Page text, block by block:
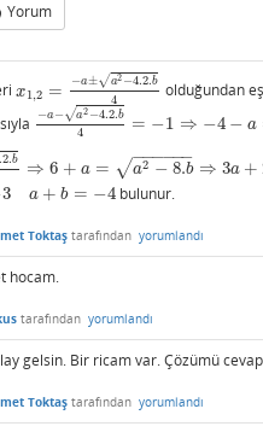
Yorum
x1,2 = −a± a2 −4.2.b
√
4
x1,2 =−a ±a2−4.2.b4 olduğundan
−a− a2 −4.2.b
√
4 = −1 ⇒ −4 − a
−a−a2−4.2.b4 =−1 ⇒−4 −a =a2− 8. b⇒
b ⇒ 6 + a = a2 − 8.b
− −
−−−−
√ ⇒ 3a +
4⇒ 6+a =a 2− 8. b⇒ 3a+2b =− 9
3 a + b = −4
4 bulunur.
Toktaş tarafından yorumlandı
hocam.
tarafından yorumlandı
gelsin. Bir ricam var. Çözümü cevap
Toktaş tarafından yorumlandı